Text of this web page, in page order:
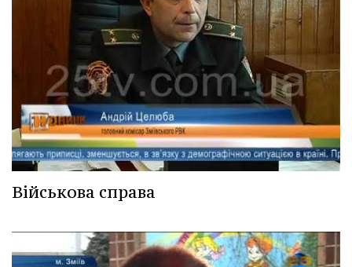
Військова справа